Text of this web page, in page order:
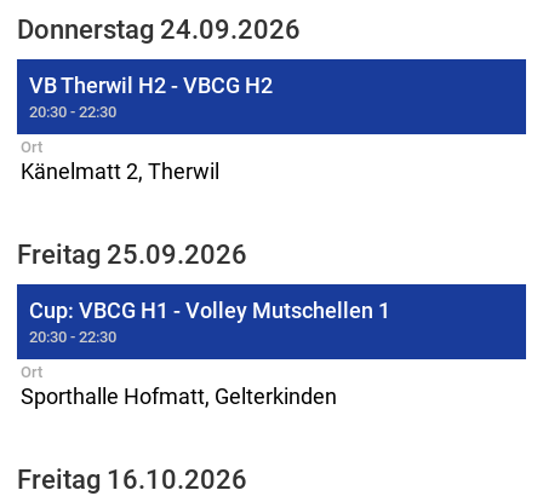
Donnerstag 24.09.2026
VB Therwil H2 - VBCG H2
20:30 - 22:30
Ort
Känelmatt 2, Therwil
Freitag 25.09.2026
Cup: VBCG H1 - Volley Mutschellen 1
20:30 - 22:30
Ort
Sporthalle Hofmatt, Gelterkinden
Freitag 16.10.2026